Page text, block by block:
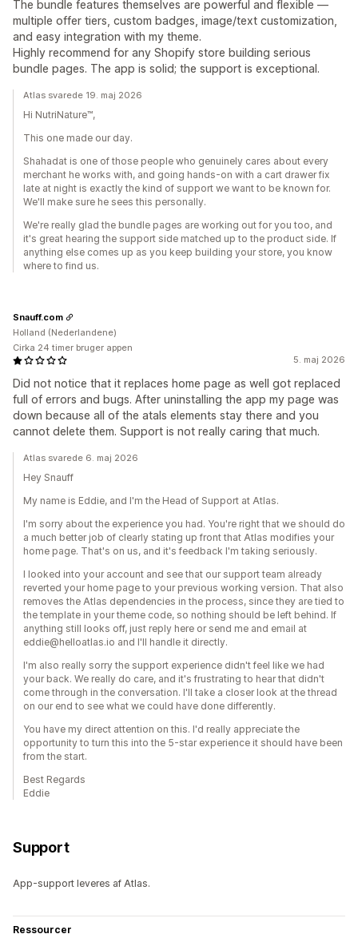
The bundle features themselves are powerful and flexible —
multiple offer tiers, custom badges, image/text customization,
and easy integration with my theme.
Highly recommend for any Shopify store building serious
bundle pages. The app is solid; the support is exceptional.
Atlas svarede 19. maj 2026
Hi NutriNature™,
This one made our day.
Shahadat is one of those people who genuinely cares about every
merchant he works with, and going hands-on with a cart drawer fix
late at night is exactly the kind of support we want to be known for.
We'll make sure he sees this personally.
We're really glad the bundle pages are working out for you too, and
it's great hearing the support side matched up to the product side. If
anything else comes up as you keep building your store, you know
where to find us.
5. maj 2026
Did not notice that it replaces home page as well got replaced
full of errors and bugs. After uninstalling the app my page was
down because all of the atals elements stay there and you
cannot delete them. Support is not really caring that much.
Snauff.com
Holland (Nederlandene)
Cirka 24 timer bruger appen
Atlas svarede 6. maj 2026
Hey Snauff
My name is Eddie, and I'm the Head of Support at Atlas.
I'm sorry about the experience you had. You're right that we should do
a much better job of clearly stating up front that Atlas modifies your
home page. That's on us, and it's feedback I'm taking seriously.
I looked into your account and see that our support team already
reverted your home page to your previous working version. That also
removes the Atlas dependencies in the process, since they are tied to
the template in your theme code, so nothing should be left behind. If
anything still looks off, just reply here or send me and email at
eddie@helloatlas.io and I'll handle it directly.
I'm also really sorry the support experience didn't feel like we had
your back. We really do care, and it's frustrating to hear that didn't
come through in the conversation. I'll take a closer look at the thread
on our end to see what we could have done differently.
You have my direct attention on this. I'd really appreciate the
opportunity to turn this into the 5-star experience it should have been
from the start.
Best Regards
Eddie
Support
App-support leveres af Atlas.
Ressourcer